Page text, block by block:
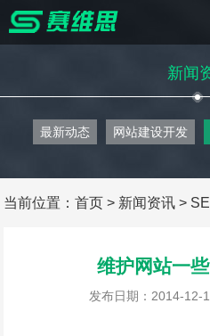
新闻
最新动态 网站建设开发
当前位置：首页 > 新闻资讯 >
维护网站一
发布日期：2014-